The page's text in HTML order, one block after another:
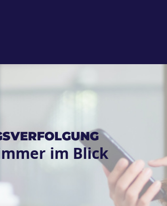
im Blick